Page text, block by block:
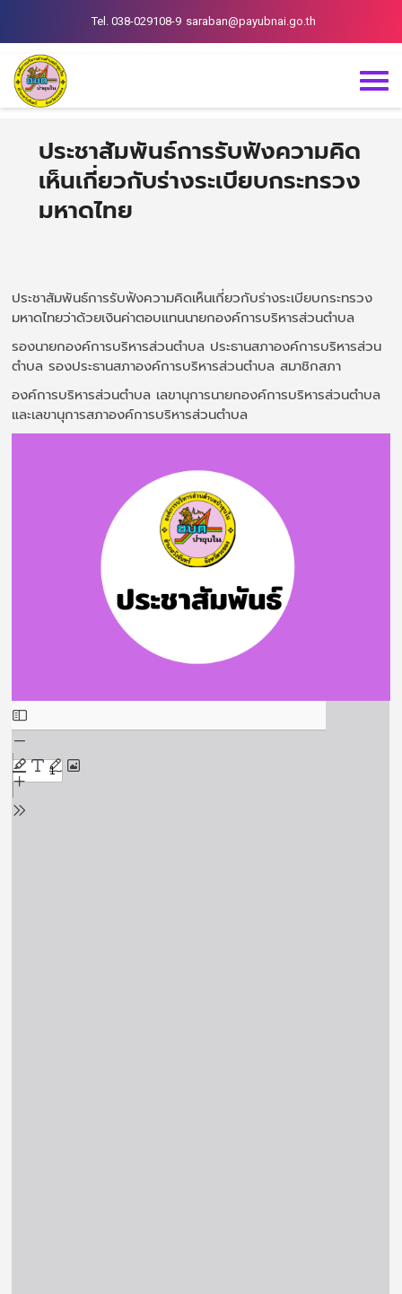
Tel. 038-029108-9 saraban@payubnai.go.th
ประชาสัมพันธ์การรับฟังความคิด
เห็นเกี่ยวกับร่างระเบียบกระทรวง
มหาดไทย
ประชาสัมพันธ์การรับฟังความคิดเห็นเกี่ยวกับร่างระเบียบกระทรวง
มหาดไทยว่าด้วยเงินค่าตอบแทนนายกองค์การบริหารส่วนตำบล
รองนายกองค์การบริหารส่วนตำบล ประธานสภาองค์การบริหารส่วน
ตำบล รองประธานสภาองค์การบริหารส่วนตำบล สมาชิกสภา
องค์การบริหารส่วนตำบล เลขานุการนายกองค์การบริหารส่วนตำบล
และเลขานุการสภาองค์การบริหารส่วนตำบล